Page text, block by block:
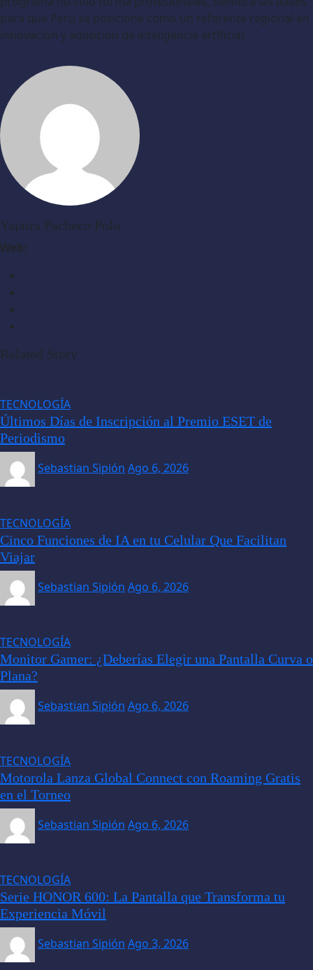
para que Perú se posicione como un referente regional en
innovación y adopción de inteligencia artificial.
Yajaira Pacheco Polo
Web:
Related Story
TECNOLOGÍA
Últimos Días de Inscripción al Premio ESET de
Periodismo
Sebastian Sipión Ago 6, 2026
TECNOLOGÍA
Cinco Funciones de IA en tu Celular Que Facilitan
Viajar
Sebastian Sipión Ago 6, 2026
TECNOLOGÍA
Monitor Gamer: ¿Deberías Elegir una Pantalla Curva o
Plana?
Sebastian Sipión Ago 6, 2026
TECNOLOGÍA
Motorola Lanza Global Connect con Roaming Gratis
en el Torneo
Sebastian Sipión Ago 6, 2026
TECNOLOGÍA
Serie HONOR 600: La Pantalla que Transforma tu
Experiencia Móvil
Sebastian Sipión Ago 3, 2026